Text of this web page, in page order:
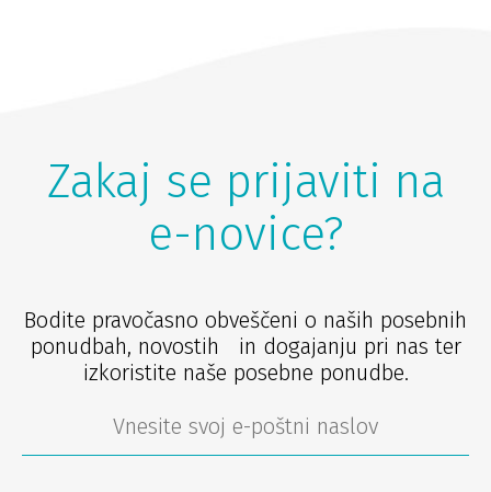
Zakaj se prijaviti na
e-novice?
Bodite pravočasno obveščeni o naših posebnih
ponudbah, novostih in dogajanju pri nas ter
izkoristite naše posebne ponudbe.